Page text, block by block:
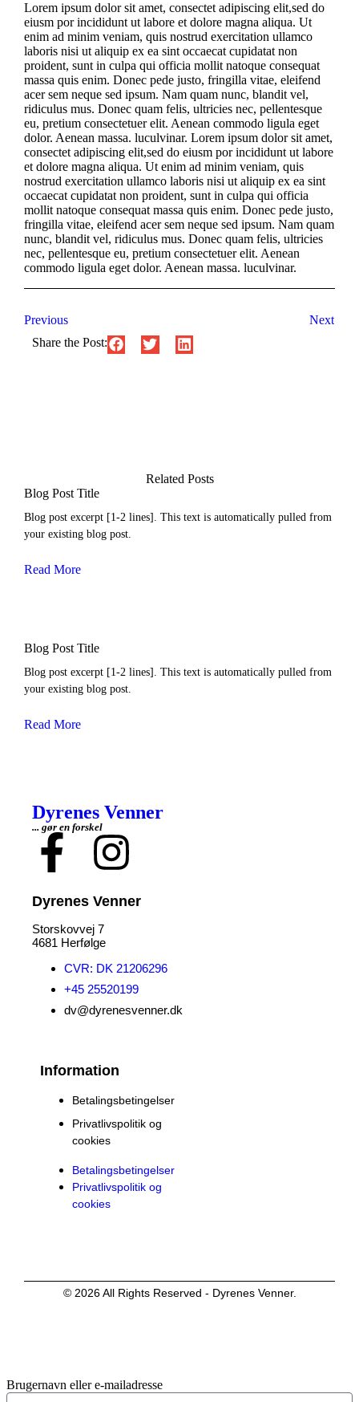
Lorem ipsum dolor sit amet, consectet adipiscing elit,sed do
eiusm por incididunt ut labore et dolore magna aliqua. Ut
enim ad minim veniam, quis nostrud exercitation ullamco
laboris nisi ut aliquip ex ea sint occaecat cupidatat non
proident, sunt in culpa qui officia mollit natoque consequat
massa quis enim. Donec pede justo, fringilla vitae, eleifend
acer sem neque sed ipsum. Nam quam nunc, blandit vel,
ridiculus mus. Donec quam felis, ultricies nec, pellentesque
eu, pretium consectetuer elit. Aenean commodo ligula eget
dolor. Aenean massa. luculvinar. Lorem ipsum dolor sit amet,
consectet adipiscing elit,sed do eiusm por incididunt ut labore
et dolore magna aliqua. Ut enim ad minim veniam, quis
nostrud exercitation ullamco laboris nisi ut aliquip ex ea sint
occaecat cupidatat non proident, sunt in culpa qui officia
mollit natoque consequat massa quis enim. Donec pede justo,
fringilla vitae, eleifend acer sem neque sed ipsum. Nam quam
nunc, blandit vel, ridiculus mus. Donec quam felis, ultricies
nec, pellentesque eu, pretium consectetuer elit. Aenean
commodo ligula eget dolor. Aenean massa. luculvinar.
Previous
Next
Share the Post:
Related Posts
Blog Post Title
Blog post excerpt [1-2 lines]. This text is automatically pulled from
your existing blog post.
Read More
Blog Post Title
Blog post excerpt [1-2 lines]. This text is automatically pulled from
your existing blog post.
Read More
Dyrenes Venner
... gør en forskel
Information
Betalingsbetingelser
Privatlivspolitik og
cookies
Betalingsbetingelser
Privatlivspolitik og
cookies
Dyrenes Venner
Storskovvej 7
4681 Herfølge
CVR: DK 21206296
+45 25520199
dv@dyrenesvenner.dk
© 2026 All Rights Reserved - Dyrenes Venner.
Brugernavn eller e-mailadresse